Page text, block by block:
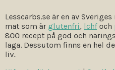
Lesscarbs.se är en av
mat som är glutenfri, lchfoch
800 recept på god och
laga. Dessutom finns en hel
liv.